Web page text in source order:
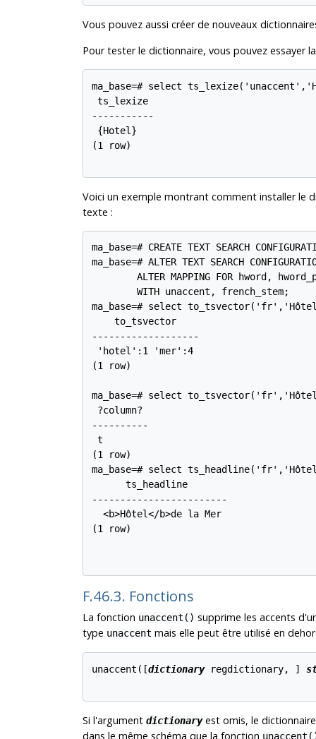
Vous pouvez aussi créer de nouveaux
Pour tester le dictionnaire, vous pouvez essayer
ma_base=# select
ts_lexize
-----------
{Hotel}
(1 row)
Voici un exemple montrant comment installer le
texte :
ma_base=# CREATE TEXT SEARCH
ma_base=# ALTER TEXT SEARCH
ALTER MAPPING FOR hword,
        WITH unaccent, french_stem;
ma_base=# select
    to_tsvector
-------------------
'hotel':1 'mer':4
(1 row)
ma_base=# select
?column?
----------
t
(1 row)
ma_base=# select
      ts_headline
------------------------
  <b>Hôtel</b>de la Mer
(1 row)
F.46.3. Fonctions
La fonction unaccent() supprime les accents
type unaccent mais elle peut être utilisé en
unaccent([dictionary regdictionary, ]
Si l'argument dictionaryest omis, le
dans le même schéma que la fonction